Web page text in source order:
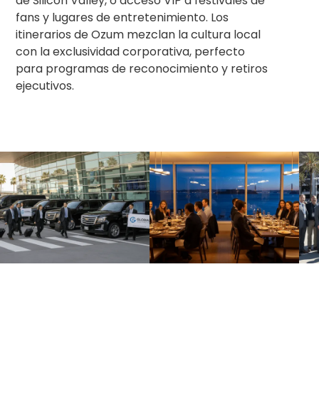
fans y lugares de entretenimiento. Los
itinerarios de Ozum mezclan la cultura local
con la exclusividad corporativa, perfecto
para programas de reconocimiento y retiros
ejecutivos.